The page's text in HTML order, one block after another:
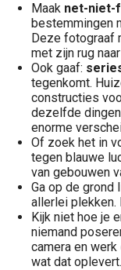
Maak net-niet-
bestemmingen
Deze fotograaf
met zijn rug
Ook gaaf:
tegenkomt.
constructies
dezelfde
enorme
Of zoek het in
tegen blauwe
van gebouwen
Ga op de grond
allerlei plekken.
Kijk niet hoe je
niemand
camera en werk
wat dat oplevert.